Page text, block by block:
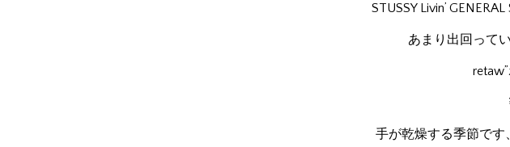
STUSSY Livin’
あまり出回って
手が乾燥する季節です